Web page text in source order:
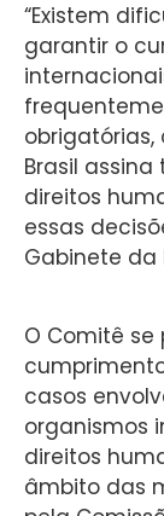
“Existem
garantir o
obrigatórias,
Brasil
direitos
essas
Gabinete da
O Comitê
casos
organismos
direitos
âmbito das